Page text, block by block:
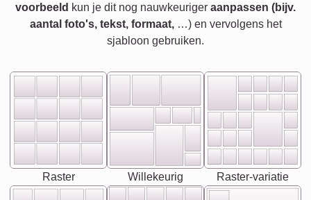
voorbeeld kun je dit nog nauwkeuriger aanpassen (bijv.
aantal foto's, tekst, formaat,…) en vervolgens het
sjabloon gebruiken.
Raster Willekeurig Raster-variatie